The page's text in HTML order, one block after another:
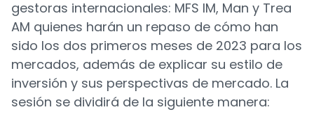
gestoras internacionales: MFS IM, Man y Trea
AM quienes harán un repaso de cómo han
sido los dos primeros meses de 2023 para los
mercados, además de explicar su estilo de
inversión y sus perspectivas de mercado. La
sesión se dividirá de la siguiente manera: